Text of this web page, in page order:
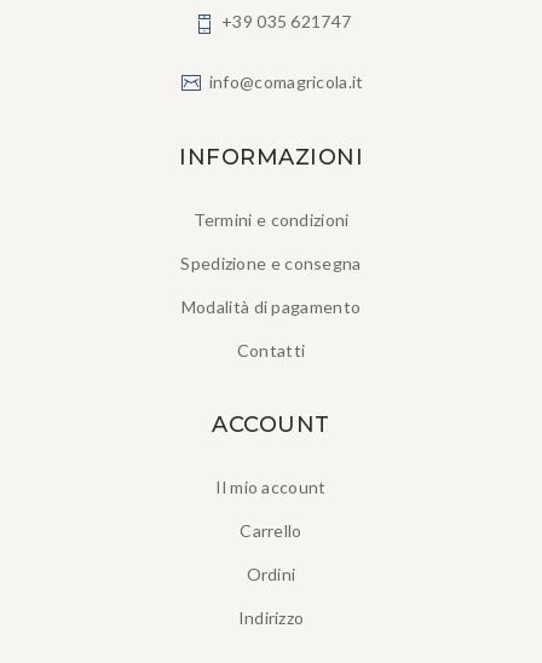
+39 035 621747
info@comagricola.it
INFORMAZIONI
Termini e condizioni
Spedizione e consegna
Modalità di pagamento
Contatti
ACCOUNT
Il mio account
Carrello
Ordini
Indirizzo